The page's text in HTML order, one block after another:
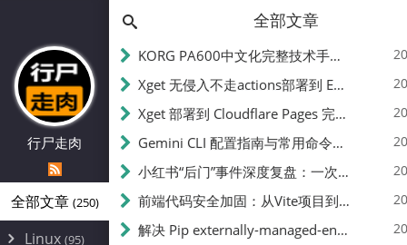
行尸走肉
全部文章 (250)
Linux (95)
全部文章
KORG PA600中文化完整技术手册 - 从逆向到实现的全流程指南
Xget 无侵入不走actions部署到 EdgeOne Pages 指南
Xget 部署到 Cloudflare Pages 完整指南 - 无需修改源码的构建配置
Gemini CLI 配置指南与常用命令中文翻译 | API Key、MCP、代理设置
小红书“后门”事件深度复盘：一次沉默危机下的品牌、技术与流程三重考验
前端代码安全加固：从Vite项目到纯静态页面的深度混淆技术备忘
解决 Pip externally-managed-environment 错误：临时与永久绕过方案